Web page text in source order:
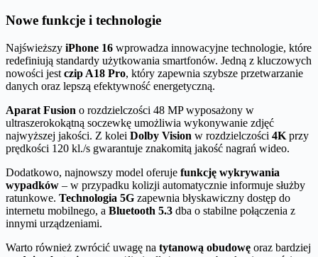
Nowe funkcje i technologie
Najświeższy iPhone 16 wprowadza innowacyjne technologie, które
redefiniują standardy użytkowania smartfonów. Jedną z kluczowych
nowości jest czip A18 Pro, który zapewnia szybsze przetwarzanie
danych oraz lepszą efektywność energetyczną.
Aparat Fusion o rozdzielczości 48 MP wyposażony w
ultraszerokokątną soczewkę umożliwia wykonywanie zdjęć
najwyższej jakości. Z kolei Dolby Vision w rozdzielczości 4K przy
prędkości 120 kl./s gwarantuje znakomitą jakość nagrań wideo.
Dodatkowo, najnowszy model oferuje funkcję wykrywania
wypadków – w przypadku kolizji automatycznie informuje służby
ratunkowe. Technologia 5G zapewnia błyskawiczny dostęp do
internetu mobilnego, a Bluetooth 5.3 dba o stabilne połączenia z
innymi urządzeniami.
Warto również zwrócić uwagę na tytanową obudowę oraz bardziej